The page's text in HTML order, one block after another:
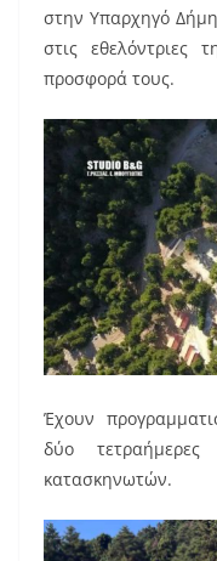
στην Υπαρχηγό
στις εθελόντριες
προσφορά τους.
Έχουν
δύο
κατασκηνωτών.